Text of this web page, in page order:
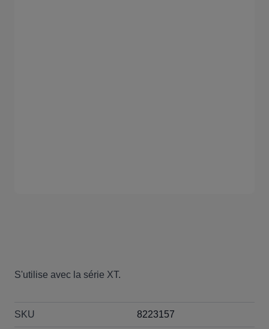
S'utilise avec la série XT.
SKU 8223157